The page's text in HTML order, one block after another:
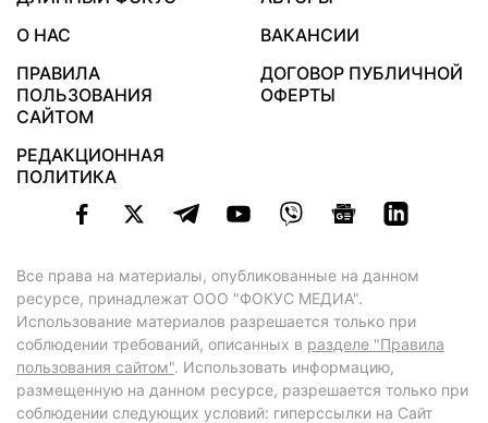
О НАС
ВАКАНСИИ
ПРАВИЛА
ПОЛЬЗОВАНИЯ
САЙТОМ
ДОГОВОР ПУБЛИЧНОЙ
ОФЕРТЫ
РЕДАКЦИОННАЯ
ПОЛИТИКА
Все права на материалы, опубликованные на данном
ресурсе, принадлежат ООО "ФОКУС МЕДИА".
Использование материалов разрешается только при
соблюдении требований, описанных в разделе "Правила
пользования сайтом". Использовать информацию,
размещенную на данном ресурсе, разрешается только при
соблюдении следующих условий: гиперссылки на Сайт